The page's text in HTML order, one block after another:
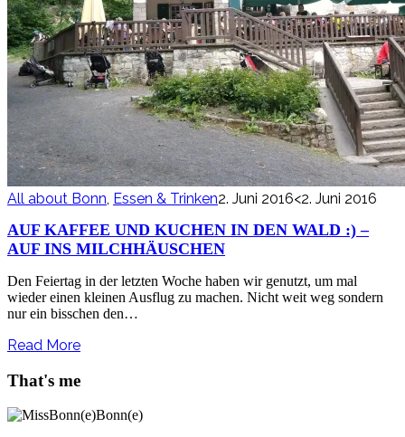
All about Bonn, Essen & Trinken2. Juni 2016<2. Juni 2016
AUF KAFFEE UND KUCHEN IN DEN WALD :) –
AUF INS MILCHHÄUSCHEN
Den Feiertag in der letzten Woche haben wir genutzt, um mal
wieder einen kleinen Ausflug zu machen. Nicht weit weg sondern
nur ein bisschen den…
Read More
That's me